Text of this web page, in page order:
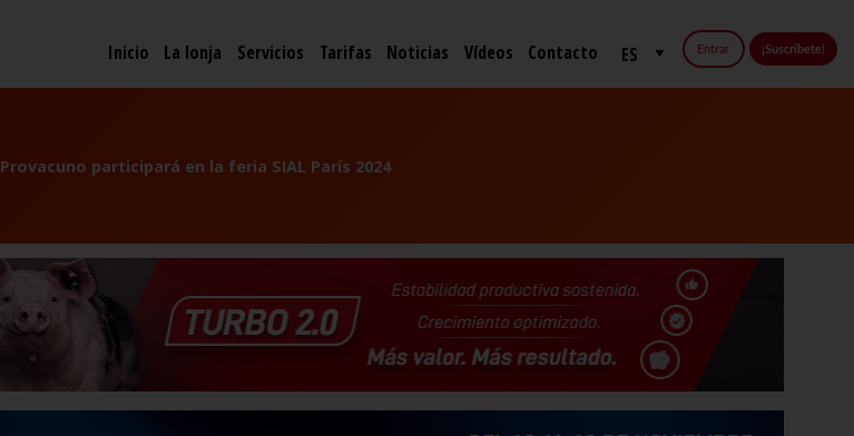
Entrar ¡Suscríbete!
Inicio La lonja Servicios Tarifas Noticias Vídeos Contacto
Provacuno participará en la feria SIAL París 2024